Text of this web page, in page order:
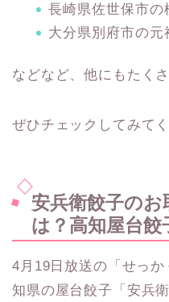
長崎県佐世保市の
大分県別府市の元
などなど、他にもたく
ぜひチェックしてみて
安兵衛餃子の
は？高知屋台餃
4月19日放送の「せっ
知県の屋台餃子「安兵